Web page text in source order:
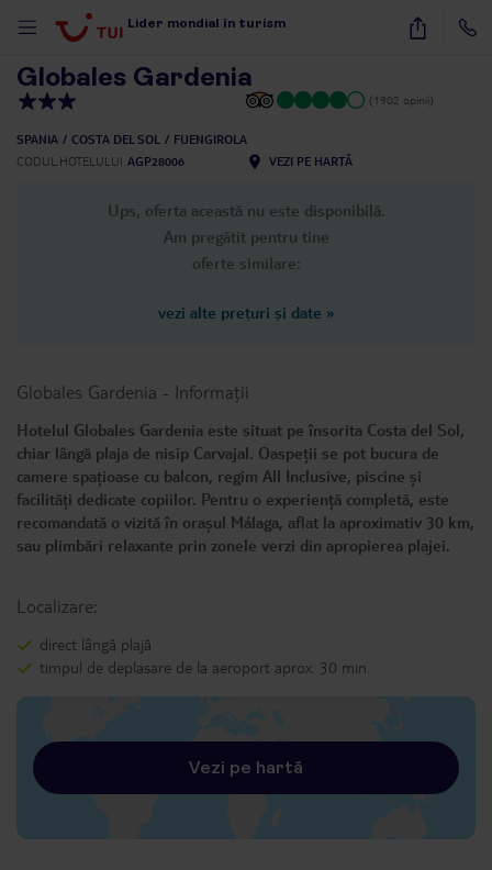
Lider mondial în turism 26
Globales Gardenia
(1902 opinii)
SPANIA COSTA DEL SOL
FUENGIROLA
CODUL HOTELULUI AGP28006 VEZI PE HARTĂ
Ups, oferta această nu este disponibilă.
Am pregătit pentru tine
oferte similare:
vezi alte prețuri și date »
Globales Gardenia - Informații
Hotelul Globales Gardenia este situat pe însorita Costa del Sol,
chiar lângă plaja de nisip Carvajal. Oaspeții se pot bucura de
camere spațioase cu balcon, regim All Inclusive, piscine și
facilități dedicate copiilor. Pentru o experiență completă, este
recomandată o vizită în orașul Málaga, aflat la aproximativ 30 km,
sau plimbări relaxante prin zonele verzi din apropierea plajei.
Localizare:
direct lângă plajă
timpul de deplasare de la aeroport aprox. 30 min.
Vezi pe hartă